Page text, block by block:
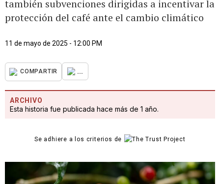
también subvenciones dirigidas a incentivar la
protección del café ante el cambio climático
11 de mayo de 2025 - 12:00 PM
COMPARTIR ...
ARCHIVO
Esta historia fue publicada hace más de 1 año.
Se adhiere a los criterios de